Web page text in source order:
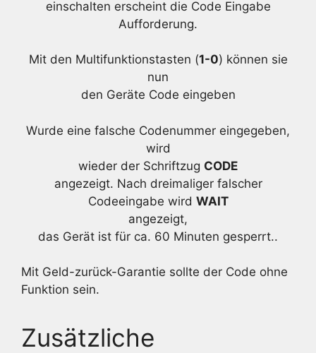
einschalten erscheint die Code Eingabe
Aufforderung.
Mit den Multifunktionstasten (1-0) können sie
nun
den Geräte Code eingeben
Wurde eine falsche Codenummer eingegeben,
wird
wieder der Schriftzug CODE
angezeigt. Nach dreimaliger falscher
Codeeingabe wird WAIT
angezeigt,
das Gerät ist für ca. 60 Minuten gesperrt..
Mit Geld-zurück-Garantie sollte der Code ohne
Funktion sein.
Zusätzliche